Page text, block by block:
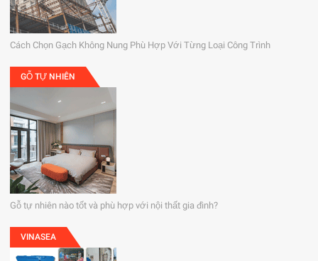
Cách Chọn Gạch Không Nung Phù Hợp Với Từng Loại Công Trình
GỖ TỰ NHIÊN
Gỗ tự nhiên nào tốt và phù hợp với nội thất gia đình?
VINASEA